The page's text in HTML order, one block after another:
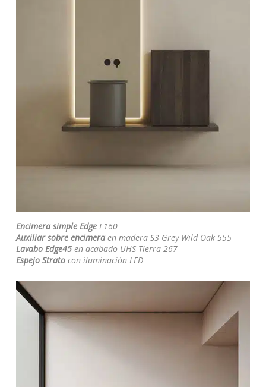
Encimera simple EdgeL160
Auxiliar sobre encimeraen madera S3 Grey Wild Oak 555
Lavabo Edge45en acabado UHS Tierra 267
Espejo Stratocon iluminación LED